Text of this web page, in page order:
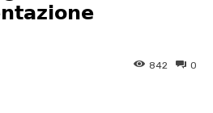
0
842